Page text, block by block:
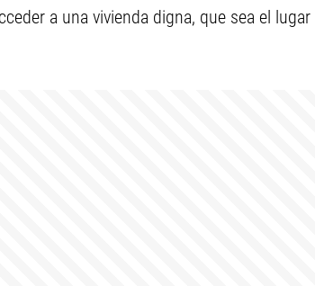
a una vivienda digna, que sea el lugar